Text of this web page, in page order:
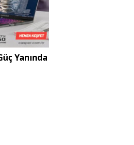
Yanında